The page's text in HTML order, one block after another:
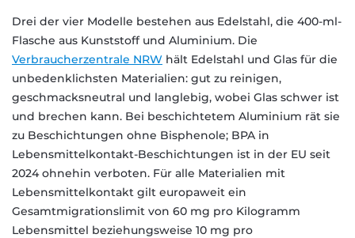
Drei der vier Modelle bestehen aus Edelstahl, die 400-ml-
Flasche aus Kunststoff und Aluminium. Die
Verbraucherzentrale NRW hält Edelstahl und Glas für die
unbedenklichsten Materialien: gut zu reinigen,
geschmacksneutral und langlebig, wobei Glas schwer ist
und brechen kann. Bei beschichtetem Aluminium rät sie
zu Beschichtungen ohne Bisphenole; BPA in
Lebensmittelkontakt-Beschichtungen ist in der EU seit
2024 ohnehin verboten. Für alle Materialien mit
Lebensmittelkontakt gilt europaweit ein
Gesamtmigrationslimit von 60 mg pro Kilogramm
Lebensmittel beziehungsweise 10 mg pro